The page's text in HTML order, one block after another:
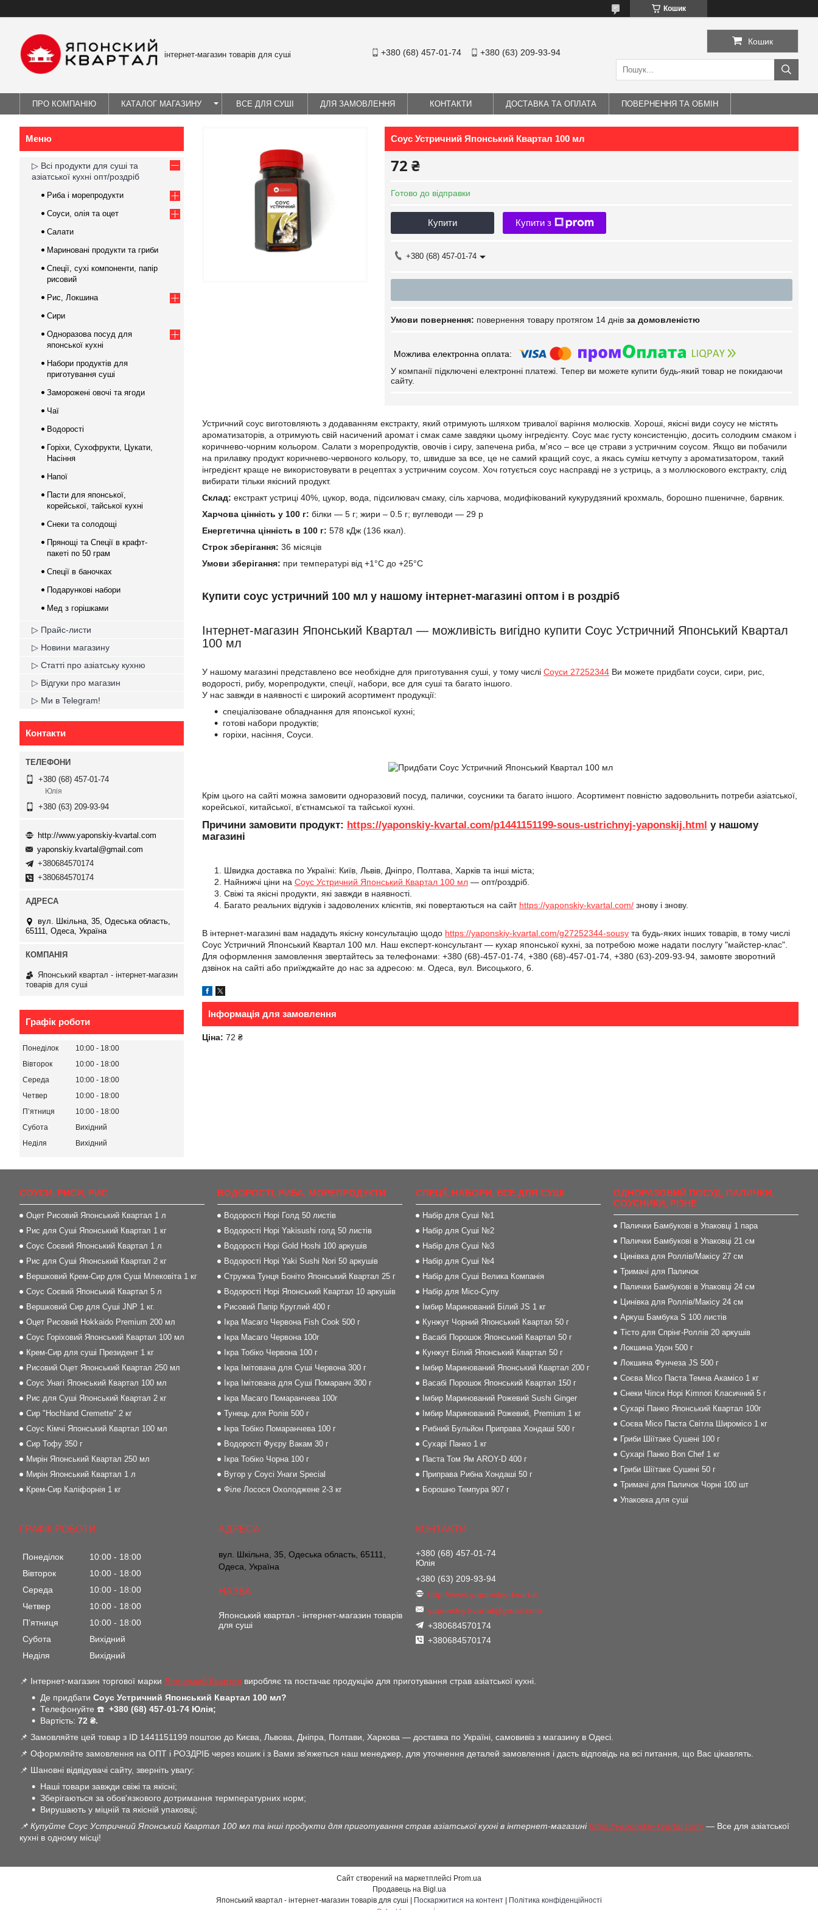
Кошик
інтернет-магазин товарів для суші +380 (68) 457-01-74 +380 (63) 209-93-94
Кошик
ПРО КОМПАНІЮ КАТАЛОГ МАГАЗИНУ ВСЕ ДЛЯ СУШІ ДЛЯ ЗАМОВЛЕННЯ КОНТАКТИ ДОСТАВКА ТА ОПЛАТА ПОВЕРНЕННЯ ТА ОБМІН
Соус Устричний Японський Квартал 100 мл
72 ₴
Готово до відправки
Купити Купити з
+380 (68) 457-01-74
повернення товару протягом 14 днів за домовленістю
У компанії підключені електронні платежі. Тепер ви можете купити будь-який товар не покидаючи
сайту.
Устричний соус виготовляють з додаванням екстракту, який отримують шляхом тривалої варіння молюсків. Хороші, якісні види соусу не містять
ароматизаторів, а отримують свій насичений аромат і смак саме завдяки цьому інгредієнту. Соус має густу консистенцію, досить солодким смаком і
коричнево-чорним кольором. Салати з морепродуктів, овочів і сиру, запечена риба, м'ясо – все це страви з устричним соусом. Якщо ви побачили
на прилавку продукт коричнево-червоного кольору, то, швидше за все, це не самий кращий соус, а якась суміш кетчупу з ароматизатором, такий
інгредієнт краще не використовувати в рецептах з устричним соусом. Хоч готується соус насправді не з устриць, а з моллюскового екстракту, слід
вибирати тільки якісний продукт.
Склад: екстракт устриці 40%, цукор, вода, підсилювач смаку, сіль харчова, модифікований кукурудзяний крохмаль, борошно пшеничне, барвник.
Харчова цінність у 100 г: білки — 5 г; жири – 0.5 г; вуглеводи — 29 р
Енергетична цінність в 100 г: 578 кДж (136 ккал).
Строк зберігання: 36 місяців
Умови зберігання: при температурі від +1°C до +25°C
Купити соус устричний 100 мл у нашому інтернет-магазині оптом і в роздріб
Інтернет-магазин Японський Квартал — можливість вигідно купити Соус Устричний Японський Квартал
100 мл
У нашому магазині представлено все необхідне для приготування суші, у тому числі Соуси 27252344 Ви можете придбати соуси, сири, рис,
водорості, рибу, морепродукти, спеції, набори, все для суші та багато іншого.
У нас завжди в наявності є широкий асортимент продукції:
спеціалізоване обладнання для японської кухні;
готові набори продуктів;
горіхи, насіння, Соуси.
Крім цього на сайті можна замовити одноразовий посуд, палички, соусники та багато іншого. Асортимент повністю задовольнить потреби азіатської,
корейської, китайської, в'єтнамської та тайської кухні.
Причини замовити продукт: https://yaponskiy-kvartal.com/p1441151199-sous-ustrichnyj-yaponskij.html у нашому
магазині
Швидка доставка по Україні: Київ, Львів, Дніпро, Полтава, Харків та інші міста;
Найнижчі ціни на Соус Устричний Японський Квартал 100 мл — опт/роздріб.
Свіжі та якісні продукти, які завжди в наявності.
Багато реальних відгуків і задоволених клієнтів, які повертаються на сайт https://yaponskiy-kvartal.com/ знову і знову.
В інтернет-магазині вам нададуть якісну консультацію щодо https://yaponskiy-kvartal.com/g27252344-sousy та будь-яких інших товарів, в тому числі
Соус Устричний Японський Квартал 100 мл. Наш експерт-консультант — кухар японської кухні, за потребою може надати послугу "майстер-клас".
Для оформлення замовлення звертайтесь за телефонами: +380 (68)-457-01-74, +380 (68)-457-01-74, +380 (63)-209-93-94, замовте зворотний
дзвінок на сайті або приїжджайте до нас за адресою: м. Одеса, вул. Висоцького, 6.
Інформація для замовлення
Ціна: 72 ₴
▷ Всі продукти для суші та
азіатської кухні опт/роздріб
Риба і морепродукти
Соуси, олія та оцет
Салати
Мариновані продукти та гриби
Спеції, сухі компоненти, папір
рисовий
Рис, Локшина
Сири
Одноразова посуд для
японської кухні
Набори продуктів для
приготування суші
Заморожені овочі та ягоди
Чаї
Водорості
Горіхи, Сухофрукти, Цукати,
Насіння
Напої
Пасти для японської,
корейської, тайської кухні
Снеки та солодощі
Прянощі та Спеції в крафт-
пакеті по 50 грам
Спеції в баночках
Подарункові набори
Мед з горішками
▷ Прайс-листи
▷ Новини магазину
▷ Статті про азіатську кухню
▷ Відгуки про магазин
▷ Ми в Telegram!
Контакти
+380 (68) 457-01-74
Юлія
+380 (63) 209-93-94
http://www.yaponskiy-kvartal.com
yaponskiy.kvartal@gmail.com
+380684570174
+380684570174
вул. Шкільна, 35, Одеська область,
65111, Одеса, Україна
Японський квартал - інтернет-магазин
товарів для суші
Графік роботи
Понеділок 10:00
18:00
Вівторок
10:00
18:00
Середа
10:00
18:00
Четвер
10:00
18:00
Пʼятниця
10:00
18:00
Субота
Вихідний
Неділя
Вихідний
СОУСИ, РИСИ, РИС
Оцет Рисовий Японський Квартал 1 л
Рис для Суші Японський Квартал 1 кг
Соус Соєвий Японський Квартал 1 л
Рис для Суші Японський Квартал 2 кг
Вершковий Крем-Сир для Суші Млековіта 1 кг
Соус Соєвий Японський Квартал 5 л
Вершковий Сир для Суші JNP 1 кг.
Оцет Рисовий Hokkaido Premium 200 мл
Соус Горіховий Японський Квартал 100 мл
Крем-Сир для суші Президент 1 кг
Рисовий Оцет Японський Квартал 250 мл
Соус Унагі Японський Квартал 100 мл
Рис для Суші Японський Квартал 2 кг
Сир "Hochland Cremette" 2 кг
Соус Кімчі Японський Квартал 100 мл
Сир Тофу 350 г
Мирін Японський Квартал 250 мл
Мирін Японський Квартал 1 л
Крем-Сир Каліфорнія 1 кг
ВОДОРОСТІ, РИБА, МОРЕПРОДУКТИ
Водорості Норі Голд 50 листів
Водорості Норі Yakisushi голд 50 листів
Водорості Норі Gold Hoshi 100 аркушів
Водорості Норі Yaki Sushi Nori 50 аркушів
Стружка Тунця Боніто Японський Квартал 25 г
Водорості Норі Японський Квартал 10 аркушів
Рисовий Папір Круглий 400 г
Ікра Масаго Червона Fish Cook 500 г
Ікра Масаго Червона 100г
Ікра Тобіко Червона 100 г
Ікра Імітована для Суші Червона 300 г
Ікра Імітована для Суші Помаранч 300 г
Ікра Масаго Помаранчева 100г
Тунець для Ролів 500 г
Ікра Тобіко Помаранчева 100 г
Водорості Фуєру Вакам 30 г
Ікра Тобіко Чорна 100 г
Вугор у Соусі Унаги Special
Філе Лосося Охолоджене 2-3 кг
СПЕЦІЇ, НАБОРИ, ВСЕ ДЛЯ СУШІ
Набір для Суші №1
Набір для Суші №2
Набір для Суші №3
Набір для Суші №4
Набір для Суші Велика Компанія
Набір для Місо-Супу
Імбир Маринований Білий JS 1 кг
Кунжут Чорний Японський Квартал 50 г
Васабі Порошок Японський Квартал 50 г
Кунжут Білий Японський Квартал 50 г
Імбир Маринований Японський Квартал 200 г
Васабі Порошок Японський Квартал 150 г
Імбир Маринований Рожевий Sushi Ginger
Імбир Маринований Рожевий, Premium 1 кг
Рибний Бульйон Приправа Хондаші 500 г
Сухарі Панко 1 кг
Паста Том Ям AROY-D 400 г
Приправа Рибна Хондаші 50 г
Борошно Темпура 907 г
ОДНОРАЗОВИЙ ПОСУД, ПАЛИЧКИ,
СОУСНИКИ, РІЗНЕ
Палички Бамбукові в Упаковці 1 пара
Палички Бамбукові в Упаковці 21 см
Цинівка для Роллів/Макісу 27 см
Тримачі для Паличок
Палички Бамбукові в Упаковці 24 см
Цинівка для Роллів/Макісу 24 см
Аркуш Бамбука S 100 листів
Тісто для Спрінг-Роллів 20 аркушів
Локшина Удон 500 г
Локшина Фунчеза JS 500 г
Соєва Місо Паста Темна Акамісо 1 кг
Снеки Чіпси Норі Kimnori Класичний 5 г
Сухарі Панко Японський Квартал 100г
Соєва Місо Паста Світла Широмісо 1 кг
Гриби Шіїтаке Сушені 100 г
Сухарі Панко Bon Сhef 1 кг
Гриби Шіїтаке Сушені 50 г
Тримачі для Паличок Чорні 100 шт
Упаковка для суші
ГРАФІК РОБОТИ
Понеділок 10:00
18:00
Вівторок
10:00
18:00
Середа
10:00
18:00
Четвер
10:00
18:00
Пʼятниця
10:00
18:00
Субота
Вихідний
Неділя
Вихідний
вул. Шкільна, 35, Одеська область, 65111,
Одеса, Україна
Японський квартал - інтернет-магазин товарів
для суші
+380 (68) 457-01-74
Юлія
+380 (63) 209-93-94
yaponskiy.kvartal@gmail.com
+380684570174
+380684570174
📌 Інтернет-магазин торгової марки Японський Квартал виробляє та постачає продукцію для приготування страв азіатської кухні.
Де придбати Соус Устричний Японський Квартал 100 мл?
Телефонуйте ☎️ +380 (68) 457-01-74 Юлія;
Вартість: 72 ₴.
📌 Замовляйте цей товар з ID 1441151199 поштою до Києва, Львова, Дніпра, Полтави, Харкова — доставка по Україні, самовивіз з магазину в Одесі.
📌 Оформляйте замовлення на ОПТ і РОЗДРІБ через кошик і з Вами зв'яжеться наш менеджер, для уточнення деталей замовлення і дасть відповідь на всі питання, що Вас цікавлять.
📌 Шановні відвідувачі сайту, зверніть увагу:
Наші товари завжди свіжі та якісні;
Зберігаються за обов'язкового дотримання термпературних норм;
Вирушають у міцній та якісній упаковці;
📌 Купуйте Соус Устричний Японський Квартал 100 мл та інші продукти для приготування страв азіатської кухні в інтернет-магазиніhttps://yaponskiy-kvartal.com/— Все для азіатської
кухні в одному місці!
Сайт створений на маркетплейсі Prom.ua
Продавець на Bigl.ua
Поскаржитися на контент
Політика конфіденційності